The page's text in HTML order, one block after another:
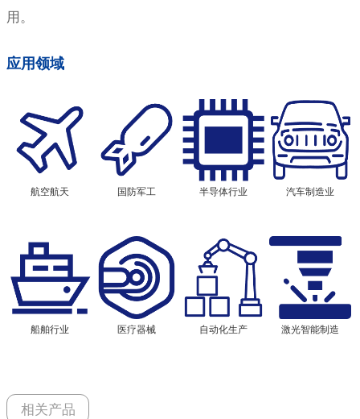
用。
应用领域
航空航天 国防军工 半导体行业 汽车制造业
船舶行业 医疗器械 自动化生产 激光智能制造
相关产品